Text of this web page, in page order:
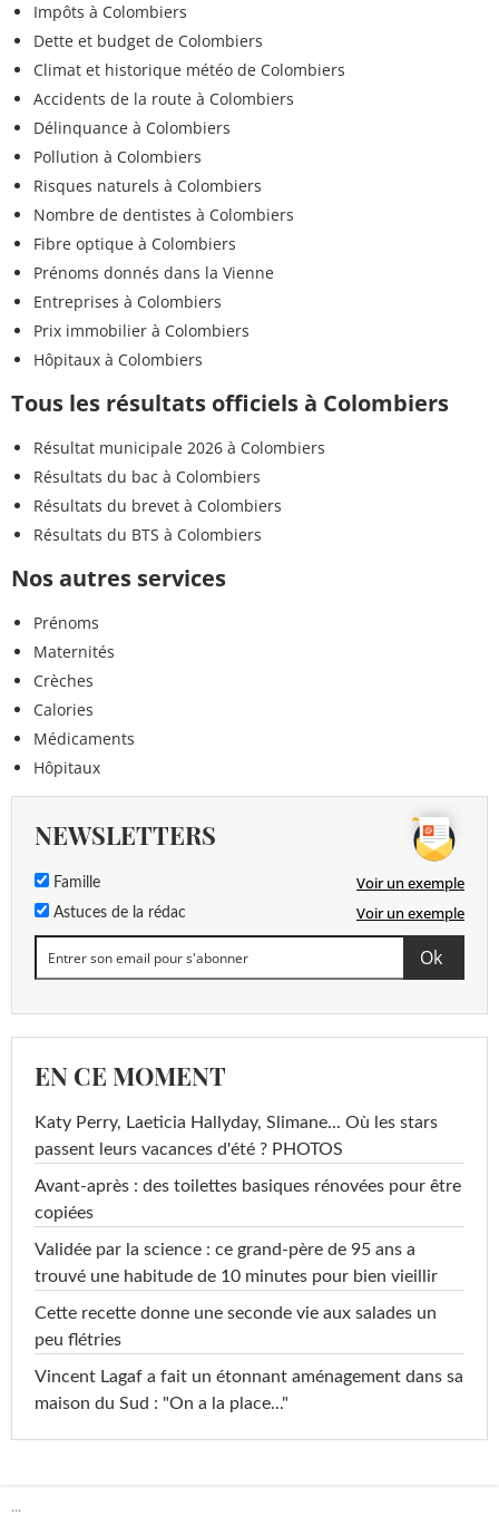
Impôts à Colombiers
Dette et budget de Colombiers
Climat et historique météo de Colombiers
Accidents de la route à Colombiers
Délinquance à Colombiers
Pollution à Colombiers
Risques naturels à Colombiers
Nombre de dentistes à Colombiers
Fibre optique à Colombiers
Prénoms donnés dans la Vienne
Entreprises à Colombiers
Prix immobilier à Colombiers
Hôpitaux à Colombiers
Tous les résultats officiels à Colombiers
Résultat municipale 2026 à Colombiers
Résultats du bac à Colombiers
Résultats du brevet à Colombiers
Résultats du BTS à Colombiers
Nos autres services
Prénoms
Maternités
Crèches
Calories
Médicaments
Hôpitaux
NEWSLETTERS
Famille Voir un exemple
Astuces de la rédac Voir un exemple
EN CE MOMENT
Katy Perry, Laeticia Hallyday, Slimane... Où les stars
passent leurs vacances d'été ? PHOTOS
Avant-après : des toilettes basiques rénovées pour être
copiées
Validée par la science : ce grand-père de 95 ans a
trouvé une habitude de 10 minutes pour bien vieillir
Cette recette donne une seconde vie aux salades un
peu flétries
Vincent Lagaf a fait un étonnant aménagement dans sa
maison du Sud : "On a la place..."
...